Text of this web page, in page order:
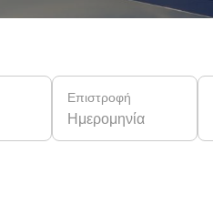
Επιστροφή
Ημερομηνία